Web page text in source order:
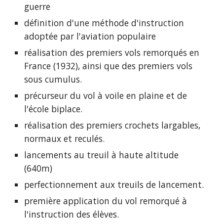
guerre
définition d'une méthode d'instruction
adoptée par l'aviation populaire
réalisation des premiers vols remorqués en
France (1932), ainsi que des premiers vols
sous cumulus.
précurseur du vol à voile en plaine et de
l'école biplace.
réalisation des premiers crochets largables,
normaux et reculés.
lancements au treuil à haute altitude
(640m)
perfectionnement aux treuils de lancement.
première application du vol remorqué à
l'instruction des élèves.